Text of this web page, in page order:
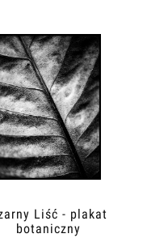
Liść - plakat
botaniczny